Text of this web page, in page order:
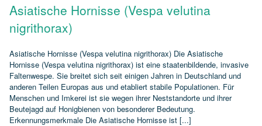
Asiatische Hornisse (Vespa velutina
nigrithorax)
Asiatische Hornisse (Vespa velutina nigrithorax) Die Asiatische
Hornisse (Vespa velutina nigrithorax) ist eine staatenbildende, invasive
Faltenwespe. Sie breitet sich seit einigen Jahren in Deutschland und
anderen Teilen Europas aus und etabliert stabile Populationen. Für
Menschen und Imkerei ist sie wegen ihrer Neststandorte und ihrer
Beutejagd auf Honigbienen von besonderer Bedeutung.
Erkennungsmerkmale Die Asiatische Hornisse ist [...]